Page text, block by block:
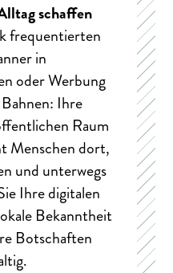
schaffen
frequentierten
in
oder Werbung
Ihre
Raum
Menschen dort,
und unterwegs
Ihre digitalen
Bekanntheit
Botschaften